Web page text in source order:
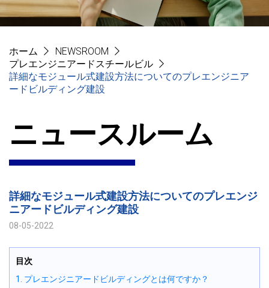
ホーム
NEWSROOM
プレエンジニアードスチールビル
詳細なモジュール式建設方法についてのプレエンジニア
ードビルディング建設
ニュースルーム
詳細なモジュール式建設方法についてのプレエンジ
ニアードビルディング建設
08-05-2022
目次
1. プレエンジニアードビルディングとは何ですか？